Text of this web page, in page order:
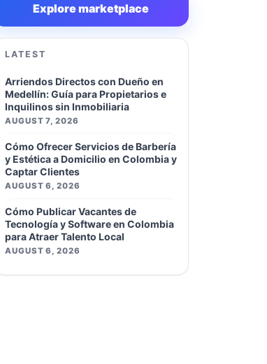
Explore marketplace
LATEST
Arriendos Directos con Dueño en
Medellín: Guía para Propietarios e
Inquilinos sin Inmobiliaria
AUGUST 7, 2026
Cómo Ofrecer Servicios de Barbería
y Estética a Domicilio en Colombia y
Captar Clientes
AUGUST 6, 2026
Cómo Publicar Vacantes de
Tecnología y Software en Colombia
para Atraer Talento Local
AUGUST 6, 2026